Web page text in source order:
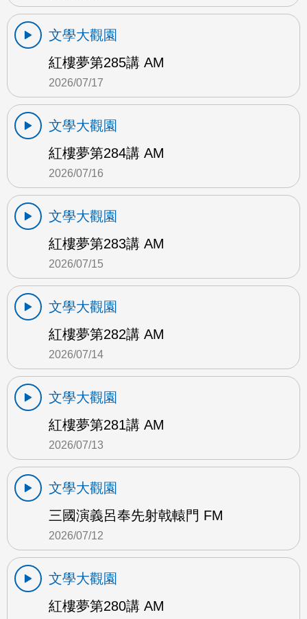
文學大觀園
紅樓夢第285講 AM
2026/07/17
文學大觀園
紅樓夢第284講 AM
2026/07/16
文學大觀園
紅樓夢第283講 AM
2026/07/15
文學大觀園
紅樓夢第282講 AM
2026/07/14
文學大觀園
紅樓夢第281講 AM
2026/07/13
文學大觀園
三國演義呂奉先射戟轅門 FM
2026/07/12
文學大觀園
紅樓夢第280講 AM